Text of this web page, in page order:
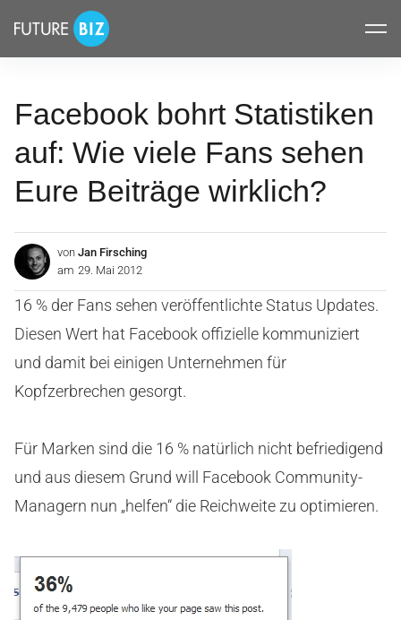
überspringen
FUTUREBIZ
Facebook bohrt Statistiken
auf: Wie viele Fans sehen
Eure Beiträge wirklich?
von Jan Firsching
am 29. Mai 2012
16 % der Fans sehen veröffentlichte Status Updates.
Diesen Wert hat Facebook offizielle kommuniziert
und damit bei einigen Unternehmen für
Kopfzerbrechen gesorgt.
Für Marken sind die 16 % natürlich nicht befriedigend
und aus diesem Grund will Facebook Community-
Managern nun „helfen“ die Reichweite zu optimieren.